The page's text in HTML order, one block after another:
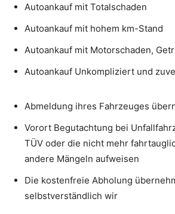
Autoankauf mit Totalschaden
Autoankauf mit hohem km-Stand
Autoankauf mit Motorschaden,
Autoankauf Unkompliziert und
Abmeldung ihres Fahrzeuges
Vorort Begutachtung bei
TÜV oder die nicht mehr
andere Mängeln aufweisen
Die kostenfreie Abholung
selbstverständlich wir